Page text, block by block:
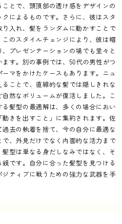
とで、頭頂部の透け感をデザインの
によるものです。さらに、彼はスタ
入れ、髪をランダムに動かすことで
のスタイルチェンジにより、彼は帽
プレゼンテーションの場でも堂々と
す。別の事例では、50代の男性がつ
マをかけたケースもあります。ニュ
ことで、直線的な髪では隠しきれな
然なボリュームが復活しました。こ
髪型の最適解は、多くの場合におい
きを出すこと」に集約されます。佐
去の執着を捨て、今の自分に最適な
、外見だけでなく内面的な活力まで
型は単なる身だしなみではなく、そ
です。自分に合った髪型を見つける
ティブに戦うための強力な武器を手